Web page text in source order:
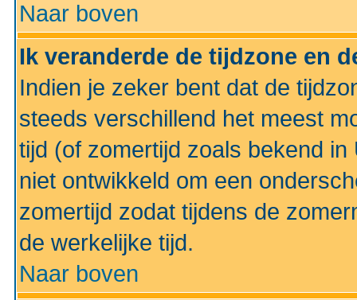
Naar boven
Ik veranderde de tijdzone en
Indien je zeker bent dat de
steeds verschillend het meest
tijd (of zomertijd zoals bekend
niet ontwikkeld om een
zomertijd zodat tijdens de
de werkelijke tijd.
Naar boven